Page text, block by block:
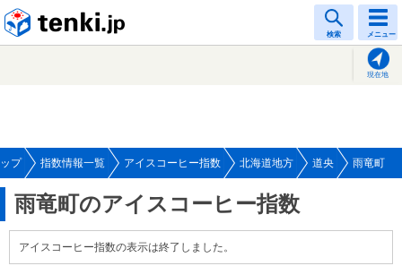
検索 メニュー
現在地
プ 指数情報一覧 アイスコーヒー指数 北海道地方 道央 雨竜町
雨竜町のアイスコーヒー指数
アイスコーヒー指数の表示は終了しました。